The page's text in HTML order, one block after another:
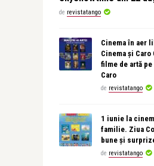
de revistatango
Cinema în aer
Cinema și Caro
filme de artă
Caro
de revistatango
1 iunie la
familie. Ziua
bune și
de revistatango